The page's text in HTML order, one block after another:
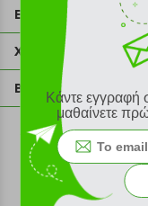
Επικοινωνία
211 2000 700
info@plus4u.gr
Χρήσιμες
Η εταιρία
Σημεία παραλαβής
Ευκαιρίες καριέρας
Όροι χρήσης
Sitemap
Βοήθεια
Εξέλιξη
Τρόποι
Τρόποι πληρωμής
Τρόποι αποστολής
Κάντε εγγραφή
μαθαίνετε